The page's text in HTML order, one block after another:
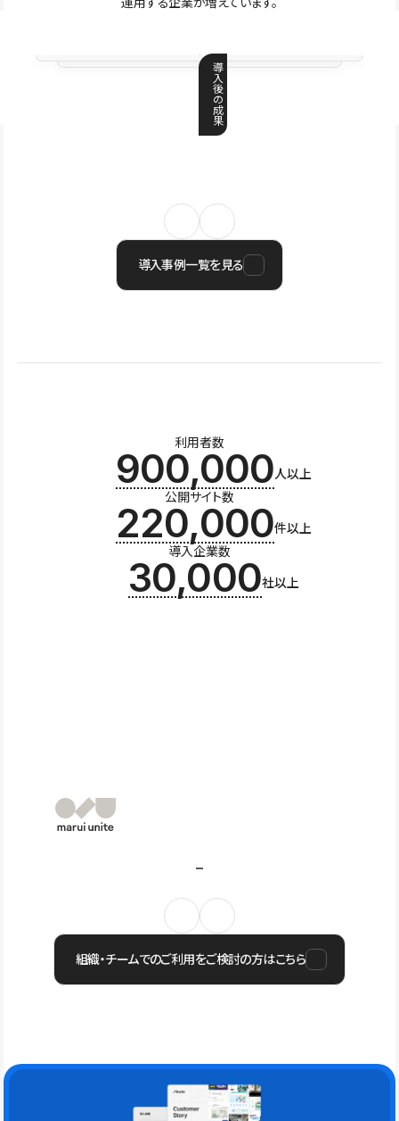
導
入
後
の
成
果
導入事例一覧を見る
利用者数
900,000人以上
公開サイト数
220,000件以上
導入企業数
30,000社以上
組織・チームでのご利用をご検討の方はこちら